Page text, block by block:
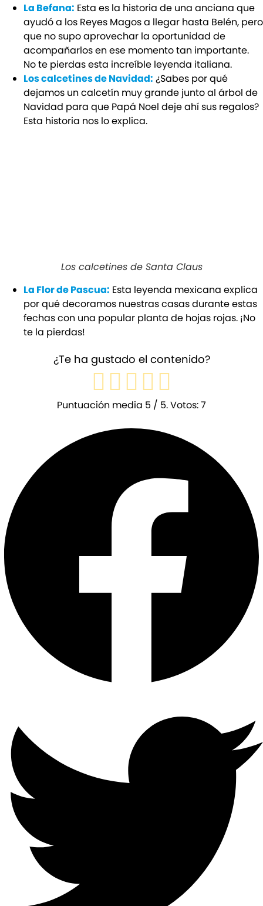
La Befana: Esta es la historia de una anciana que
ayudó a los Reyes Magos a llegar hasta Belén, pero
que no supo aprovechar la oportunidad de
acompañarlos en ese momento tan importante.
No te pierdas esta increíble leyenda italiana.
Los calcetines de Navidad: ¿Sabes por qué
dejamos un calcetín muy grande junto al árbol de
Navidad para que Papá Noel deje ahí sus regalos?
Esta historia nos lo explica.
Los calcetines de Santa Claus
La Flor de Pascua: Esta leyenda mexicana explica
por qué decoramos nuestras casas durante estas
fechas con una popular planta de hojas rojas. ¡No
te la pierdas!
¿Te ha gustado el contenido?
Puntuación media 5 / 5. Votos:7